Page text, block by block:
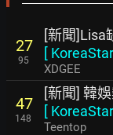
27
95
[新聞]Lisa
[ KoreaStar
XDGEE
47
148
[新聞] 韓
[ KoreaStar
Teentop